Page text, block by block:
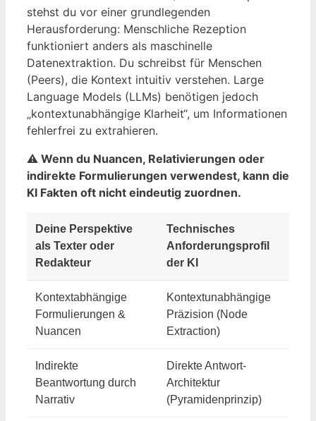
stehst du vor einer grundlegenden
Herausforderung: Menschliche Rezeption
funktioniert anders als maschinelle
Datenextraktion. Du schreibst für Menschen
(Peers), die Kontext intuitiv verstehen. Large
Language Models (LLMs) benötigen jedoch
„kontextunabhängige Klarheit“, um Informationen
fehlerfrei zu extrahieren.
⚠️ Wenn du Nuancen, Relativierungen oder
indirekte Formulierungen verwendest, kann die
KI Fakten oft nicht eindeutig zuordnen.
Deine Perspektive
als Texter oder
Redakteur
Technisches
Anforderungsprofil
der KI
Kontextabhängige
Formulierungen &
Nuancen
Kontextunabhängige
Präzision (Node
Extraction)
Indirekte
Beantwortung durch
Narrativ
Direkte Antwort-
Architektur
(Pyramidenprinzip)